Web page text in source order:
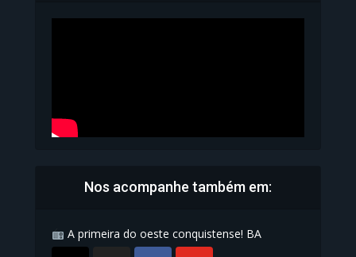
Nos acompanhe também em:
A primeira do oeste conquistense! BA